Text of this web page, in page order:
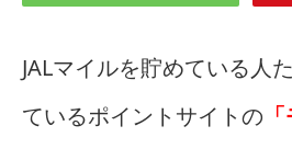
JALマイルを貯めている人
ているポイントサイトの